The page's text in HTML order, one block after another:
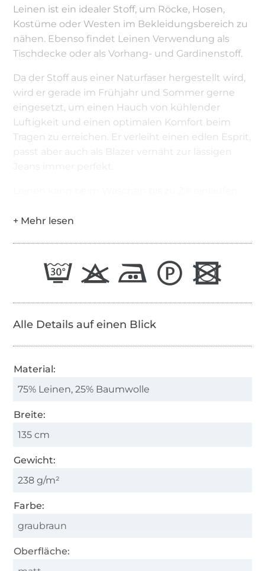
Leinen ist ein idealer Stoff, um Röcke, Hosen,
Kostüme oder Westen im Bekleidungsbereich zu
nähen. Ebenso findet Leinen Verwendung als
Tischdecke oder als Vorhang- und Gardinenstoff.
Da der Stoff aus einer Naturfaser hergestellt wird,
wird er gerade im Frühjahr und Sommer gerne
eingesetzt, um einen Hauch von kühlender
Luftigkeit und einen optimalen Komfort beim
Tragen zu erreichen. Er verleiht einen edlen Esprit,
passt aber auch als Blazer vernäht zur lässigen
Alle Details auf einen Blick
Material:
75% Leinen, 25% Baumwolle
Breite:
135 cm
Gewicht:
238 g/m²
Farbe:
graubraun
Oberfläche: